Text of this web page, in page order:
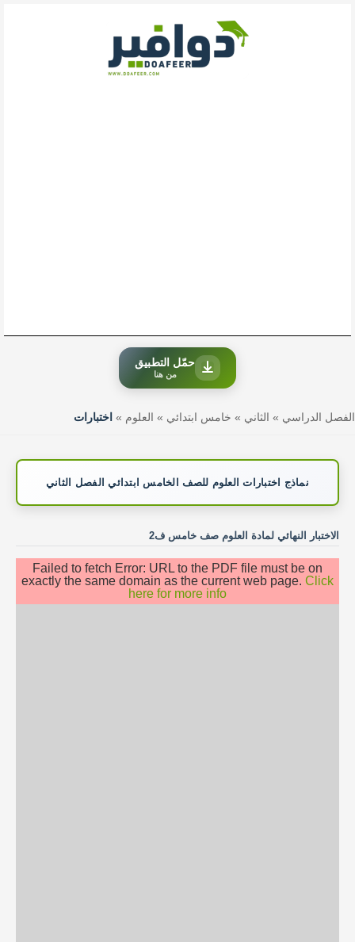
حمّل التطبيق
من هنا
الفصل الدراسي » الثاني » خامس ابتدائي » العلوم » اختبارات
نماذج اختبارات العلوم للصف الخامس ابتدائي الفصل الثاني
الاختبار النهائي لمادة العلوم صف خامس ف2
Failed to fetch Error: URL to the PDF file must be on
exactly the same domain as the current web page. Click
here for more info